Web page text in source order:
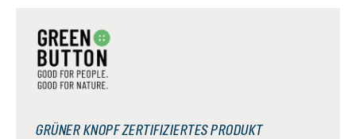
GRÜNER KNOPF ZERTIFIZIERTES PRODUKT